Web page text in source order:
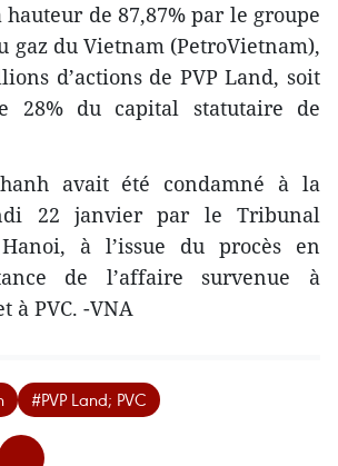
hauteur de 87,87% par le groupe
gaz du Vietnam (PetroVietnam),
d’actions de PVP Land, soit
28% du capital statutaire de
avait été condamné à la
22 janvier par le Tribunal
à l’issue du procès en
de l’affaire survenue à
à PVC. -VNA
#PVP Land; PVC